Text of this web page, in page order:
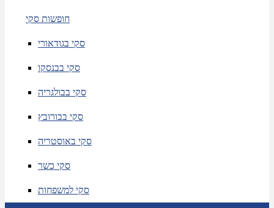
חופשות סקי
סקי בגודאורי
סקי בבנסקו
סקי בבולגריה
סקי בבורובץ
סקי באוסטריה
סקי כשר
סקי למשפחות